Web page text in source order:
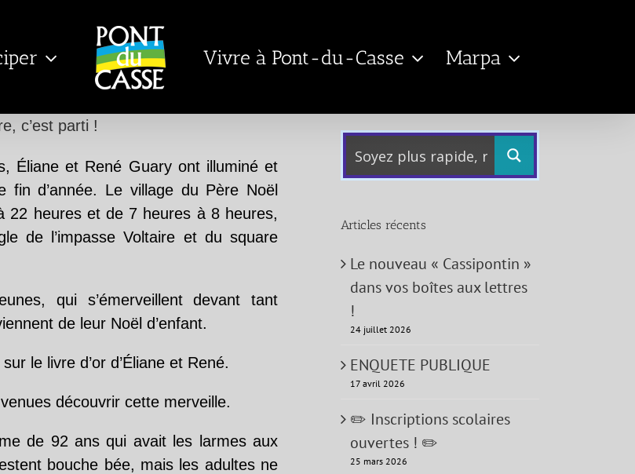
Vivre à Pont-du-Casse Marpa
c’est parti !
Éliane et René Guary ont illuminé et
fin d’année. Le village du Père Noël
22 heures et de 7 heures à 8 heures,
de l’impasse Voltaire et du square
qui s’émerveillent devant tant
de leur Noël d’enfant.
le livre d’or d’Éliane et René.
découvrir cette merveille.
de 92 ans qui avait les larmes aux
bouche bée, mais les adultes ne
Articles récents
Le nouveau « Cassipontin »
dans vos boîtes aux lettres
!
24 juillet 2026
ENQUETE PUBLIQUE
17 avril 2026
✏️ Inscriptions scolaires
ouvertes ! ✏️
25 mars 2026